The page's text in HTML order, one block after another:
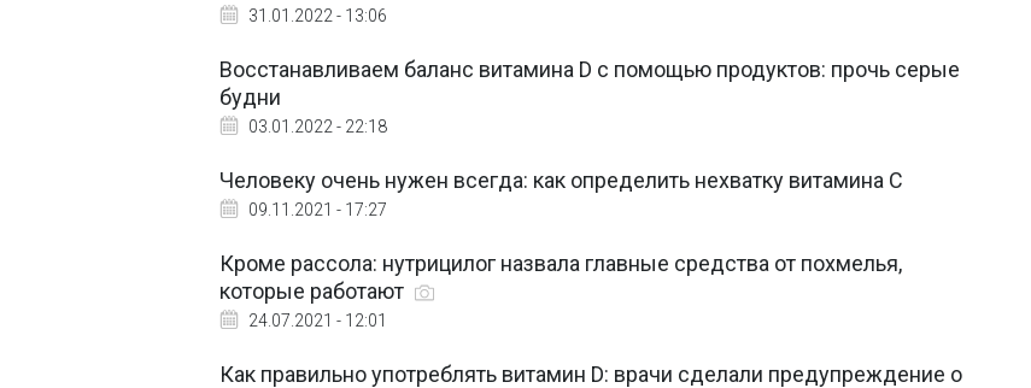
31.01.2022 - 13:06
Восстанавливаем баланс витамина D с помощью продуктов: прочь серые
будни
03.01.2022 - 22:18
Человеку очень нужен всегда: как определить нехватку витамина С
09.11.2021 - 17:27
Кроме рассола: нутрицилог назвала главные средства от похмелья,
которые работают
24.07.2021 - 12:01
Как правильно употреблять витамин D: врачи сделали предупреждение о